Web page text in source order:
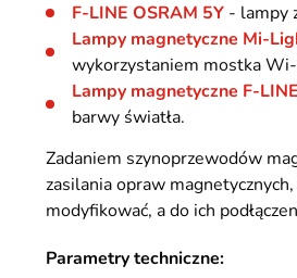
F-LINE OSRAM 5Y - lampy
Lampy magnetyczne Mi-
wykorzystaniem mostka
Lampy magnetyczne F-
barwy światła.
Zadaniem szynoprzewodów
zasilania opraw
modyfikować, a do ich
Parametry techniczne: